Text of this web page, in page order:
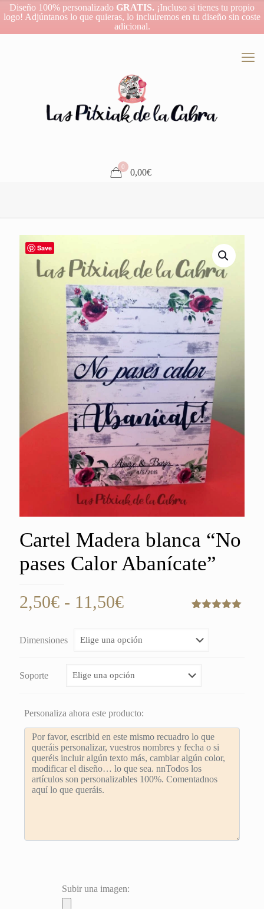
Diseño 100% personalizado GRATIS. ¡Incluso si tienes tu propio
logo! Adjúntanos lo que quieras, lo incluiremos en tu diseño sin coste
adicional.
0
0,00€
Save
Cartel Madera blanca “No
pases Calor Abanícate”
5 en base
avaloración
2,50€ - 11,50€Rango
precios:
2,50€
11,50€
Dimensiones
Soporte
Personaliza ahora este producto:
Subir una imagen: